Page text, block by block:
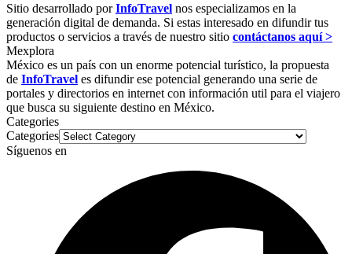
Sitio desarrollado porInfoTravel nos especializamos en la
generación digital de demanda. Si estas interesado en difundir tus
productos o servicios a través de nuestro sitio contáctanos aquí >
Mexplora
México es un país con un enorme potencial turístico, la propuesta
de InfoTravel es difundir ese potencial generando una serie de
portales y directorios en internet con información util para el viajero
que busca su siguiente destino en México.
Categories
Categories
Síguenos en